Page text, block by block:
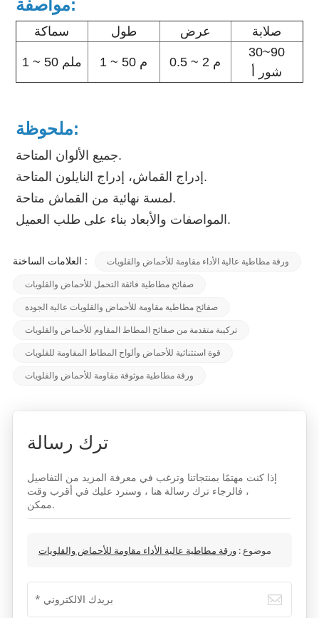
مواصفة:
سماكة طول عرض صلابة
1 ~ 50 ملم 1 ~ 50 م 0.5 ~ 2 م
30~90
شور أ
ملحوظة:
جميع الألوان المتاحة.
إدراج القماش، إدراج النايلون المتاحة.
لمسة نهائية من القماش متاحة.
المواصفات والأبعاد بناء على طلب العميل.
العلامات الساخنة : ورقة مطاطية عالية الأداء مقاومة للأحماض والقلويات
صفائح مطاطية فائقة التحمل للأحماض والقلويات
صفائح مطاطية مقاومة للأحماض والقلويات عالية الجودة
تركيبة متقدمة من صفائح المطاط المقاوم للأحماض والقلويات
قوة استثنائية للأحماض وألواح المطاط المقاومة للقلويات
ورقة مطاطية موثوقة مقاومة للأحماض والقلويات
ترك رسالة
إذا كنت مهتمًا بمنتجاتنا وترغب في معرفة المزيد من التفاصيل
، فالرجاء ترك رسالة هنا ، وسنرد عليك في أقرب وقت
ممكن.
موضوع :ورقة مطاطية عالية الأداء مقاومة للأحماض والقلويات